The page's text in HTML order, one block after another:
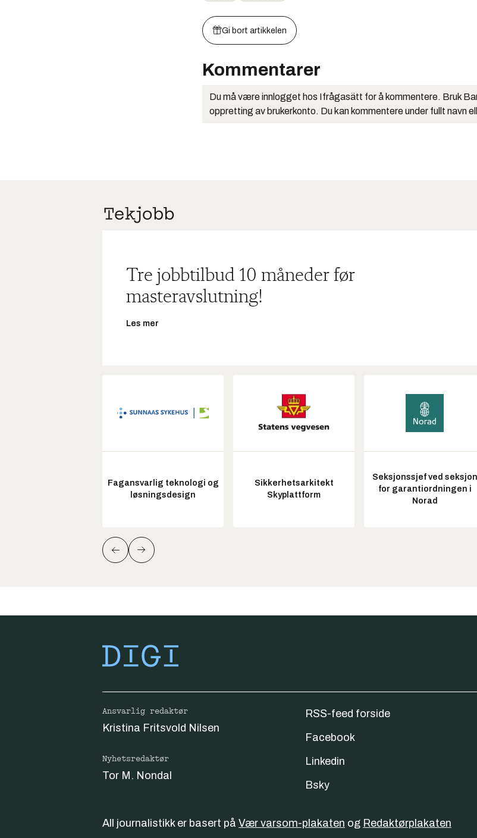
Gi bort artikkelen
Kommentarer
Du må være innlogget hos Ifrågasätt for å kommentere. Bruk
oppretting av brukerkonto. Du kan kommentere under fullt navn
Tre jobbtilbud 10 måneder før
masteravslutning!
Les mer
Fagansvarlig teknologi og
løsningsdesign
Sikkerhetsarkitekt
Skyplattform
Seksjonssjef ved seksjon
for garantiordningen i
Norad
Ansvarlig redaktør
Kristina Fritsvold Nilsen
Nyhetsredaktør
Tor M. Nondal
RSS-feed forside
Facebook
Linkedin
Bsky
All journalistikk er basert på Vær varsom-plakaten og Redaktørplakaten